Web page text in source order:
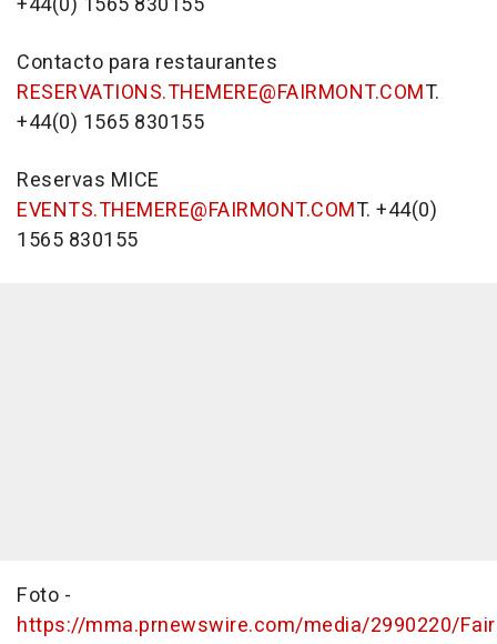
Contacto para restaurantes
RESERVATIONS.THEMERE@FAIRMONT.COMT.
+44(0) 1565 830155
Reservas MICE
EVENTS.THEMERE@FAIRMONT.COMT. +44(0)
1565 830155
Foto -
https://mma.prnewswire.com/media/2990220/